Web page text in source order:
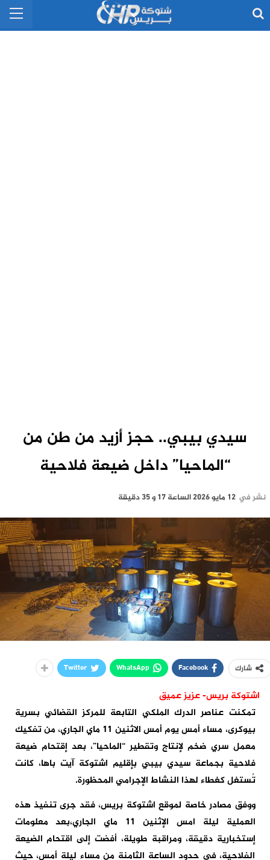
سيدي بيبي.. حجز أزيد من طن من
“الماحيا” داخل ضيعة فلاحية
نشر في 12 مايو 2026 الساعة 17 و 35 دقيقة
شارك Facebook
WhatsApp
Twitter
اشتوكة بريس- عزيز عميق
تمكنت عناصر الدرك الملكي التابعة للمركز القضائي بسرية
بيوكرى، مساء أمس يوم أمس الاثنين 11 ماي الجاري، من تفكيك
معمل سري ضخم لإنتاج وتقطير “الماحيا”، بعد إقتحام ضيعة
فلاحية بجماعة سيدي بيبي بإقليم اشتوكة آيت باها، كانت
تُستغل كغطاء لهذا النشاط الإجرامي المحظورة.
ووفق مصادر خاصة لموقع اشتوكة بريس، فقد جرى تنفيذ هذه
العملية ليلة امس الإثنين 11 ماي الجاري،بعد معلومات
إستخبارية دقيقة، ومراقبة طويلة، أفضت إلى اقتحام الضيعة
الفلاحية، في حدود الساعة الثامنة من مساء ليلة أمس، حيث